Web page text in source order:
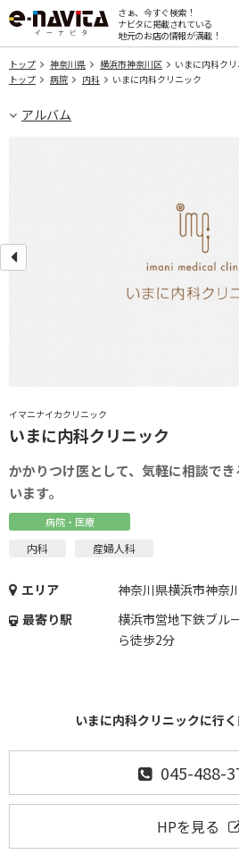
さぁ、今すぐ検索！
ナビタに掲載されている
地元のお店の情報が満載！
トップ 神奈川県 横浜市神奈川区
いまに内科ク
トップ
病院 内科 いまに内科クリニック
アルバム
イマニナイカクリニック
いまに内科クリニック
かかりつけ医として、気軽に相談で
います。
病院・医療
内科 産婦人科
エリア
神奈川県横浜市神奈
最寄り駅
横浜市営地下鉄ブル
ら徒歩2分
いまに内科クリニックに行
045-488-
HPを見る